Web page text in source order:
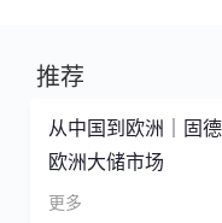
推荐
从中国到欧洲｜固
欧洲大储市场
更多